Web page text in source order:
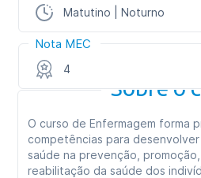
Matutino | Noturno
Nota MEC
4
Sobre o
O curso de Enfermagem forma
competências para
saúde na prevenção,
reabilitação da saúde dos